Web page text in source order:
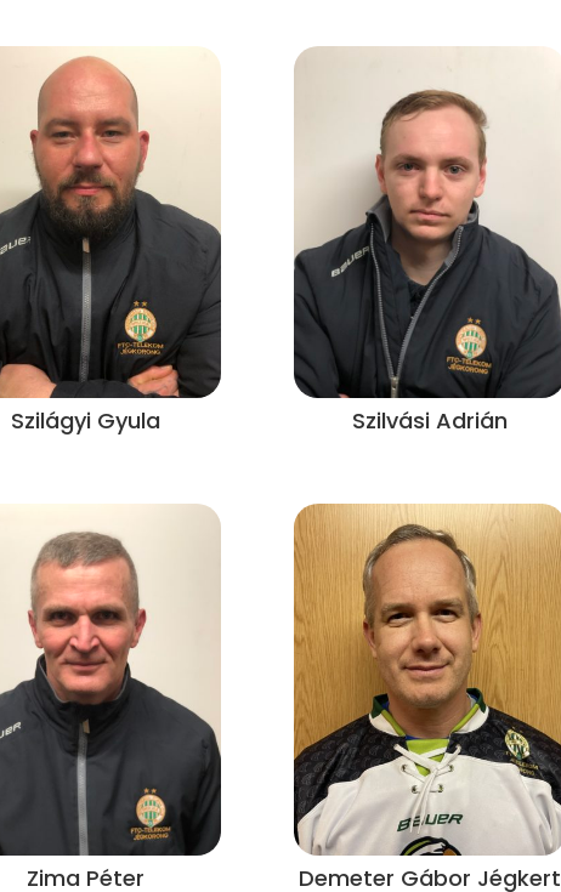
Szilágyi Gyula Szilvási Adrián
Zima Péter Demeter Gábor Jégkert